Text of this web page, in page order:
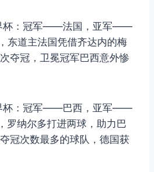
杯：冠军——法国，亚军——
东道主法国凭借齐达内的梅
夺冠，卫冕冠军巴西意外惨
杯：冠军——巴西，亚军——
罗纳尔多打进两球，助力巴
冠次数最多的球队，德国获